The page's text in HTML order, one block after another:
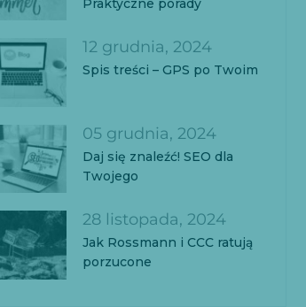
12 grudnia, 2024
Spis treści – GPS po Twoim
05 grudnia, 2024
Daj się znaleźć! SEO dla
Twojego
28 listopada, 2024
Jak Rossmann i CCC ratują
porzucone